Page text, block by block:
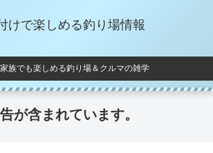
けで楽しめる釣り場情報
族でも楽しめる釣り場＆クルマの雑学
が含まれています。